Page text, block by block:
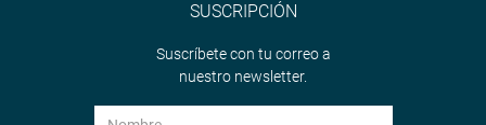
SUSCRIPCIÓN
Suscríbete con tu correo a
nuestro newsletter.